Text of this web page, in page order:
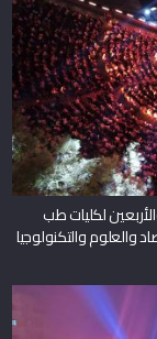
لكليات طب
والعلوم والتكنولوجيا